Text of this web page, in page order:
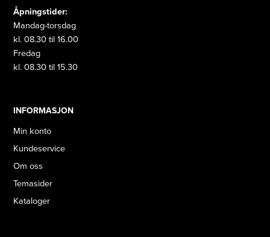
Åpningstider:
Mandag-torsdag
kl. 08.30 til 16.00
Fredag
kl. 08.30 til 15.30
INFORMASJON
Min konto
Kundeservice
Om oss
Temasider
Kataloger